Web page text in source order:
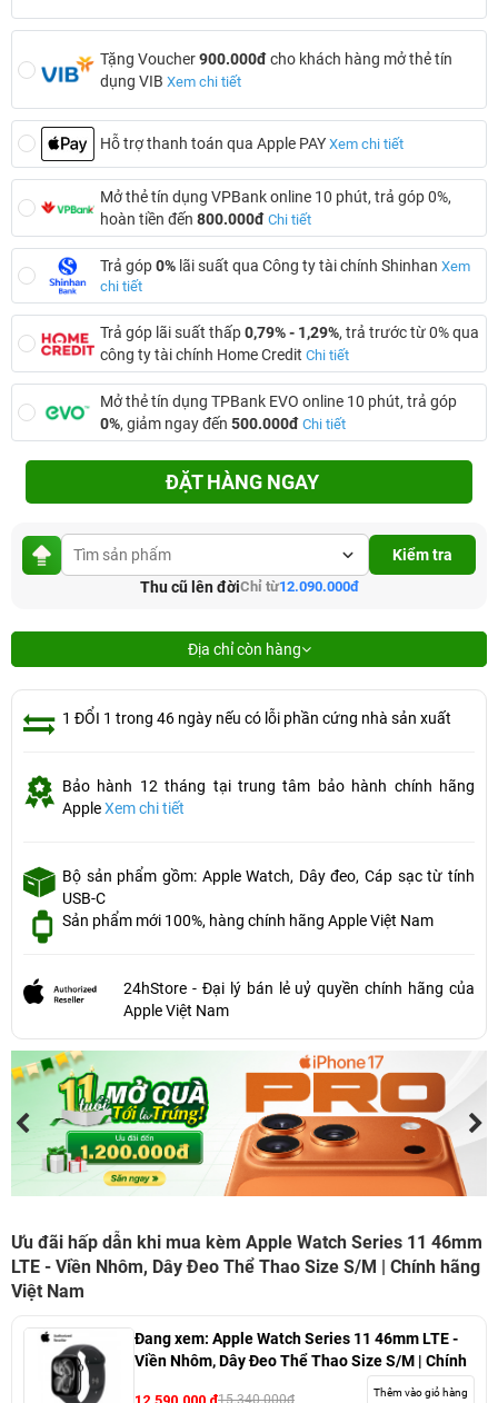
Tặng Voucher900.000đcho khách hàng mở thẻ tín
dụng VIB Xem chi tiết
Hỗ trợ thanh toán qua Apple PAY Xem chi tiết
Mở thẻ tín dụng VPBank online 10 phút, trả góp 0%,
hoàn tiền đến 800.000đ Chi tiết
Trả góp0% lãi suất qua Công ty tài chính Shinhan Xem
chi tiết
Trả góp lãi suất thấp0,79% - 1,29%, trả trước từ 0% qua
công ty tài chính Home Credit Chi tiết
Mở thẻ tín dụng TPBank EVO online 10 phút, trả góp
0%, giảm ngay đến 500.000đ Chi tiết
ĐẶT HÀNG NGAY
Kiểm tra
Thu cũ lên đờiChỉ từ12.090.000đ
Địa chỉ còn hàng
1 ĐỔI 1 trong 46 ngày nếu có lỗi phần cứng nhà sản xuất
Bảo hành 12 tháng tại trung tâm bảo hành chính hãng
AppleXem chi tiết
Bộ sản phẩm gồm: Apple Watch, Dây đeo, Cáp sạc từ tính
USB-C
Sản phẩm mới 100%, hàng chính hãng Apple Việt Nam
24hStore - Đại lý bán lẻ uỷ quyền chính hãng của
Apple Việt Nam
Ưu đãi hấp dẫn khi mua kèm Apple Watch Series 11 46mm
LTE - Viền Nhôm, Dây Đeo Thể Thao Size S/M | Chính hãng
Việt Nam
Đang xem: Apple Watch Series 11 46mm LTE -
Viền Nhôm, Dây Đeo Thể Thao Size S/M | Chính
Thêm vào giỏ hàng